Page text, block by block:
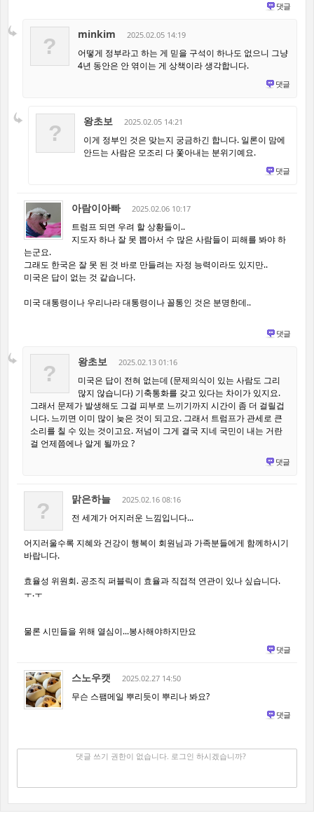
댓글
? minkim 2025.02.05 14:19
어떻게 정부라고 하는 게 믿을 구석이 하나도 없으니 그냥
4년 동안은 안 엮이는 게 상책이라 생각합니다.
댓글
? 왕초보 2025.02.05 14:21
이게 정부인 것은 맞는지 궁금하긴 합니다. 일론이 맘에
안드는 사람은 모조리 다 쫓아내는 분위기예요.
댓글
아람이아빠 2025.02.06 10:17
트럼프 되면 우려 할 상황들이..
지도자 하나 잘 못 뽑아서 수 많은 사람들이 피해를 봐야 하
는군요.
그래도 한국은 잘 못 된 것 바로 만들려는 자정 능력이라도 있지만..
미국은 답이 없는 것 같습니다.
미국 대통령이나 우리나라 대통령이나 꼴통인 것은 분명한데..
댓글
? 왕초보 2025.02.13 01:16
미국은 답이 전혀 없는데 (문제의식이 있는 사람도 그리
많지 않습니다) 기축통화를 갖고 있다는 차이가 있지요.
그래서 문제가 발생해도 그걸 피부로 느끼기까지 시간이 좀 더 걸릴겁
니다. 느끼면 이미 많이 늦은 것이 되고요. 그래서 트럼프가 관세로 큰
소리를 칠 수 있는 것이고요. 저넘이 그게 결국 지네 국민이 내는 거란
걸 언제쯤에나 알게 될까요 ?
댓글
? 맑은하늘 2025.02.16 08:16
전 세계가 어지러운 느낌입니다...
어지러울수록 지혜와 건강이 행복이 회원님과 가족분들에게 함께하시기
바랍니다.
효율성 위원회. 공조직 퍼블릭이 효율과 직접적 연관이 있나 싶습니다.
ㅜ.ㅜ
물론 시민들을 위해 열심이...봉사해야하지만요
댓글
스노우캣 2025.02.27 14:50
무슨 스팸메일 뿌리듯이 뿌리나 봐요?
댓글
댓글 쓰기 권한이 없습니다. 로그인 하시겠습니까?